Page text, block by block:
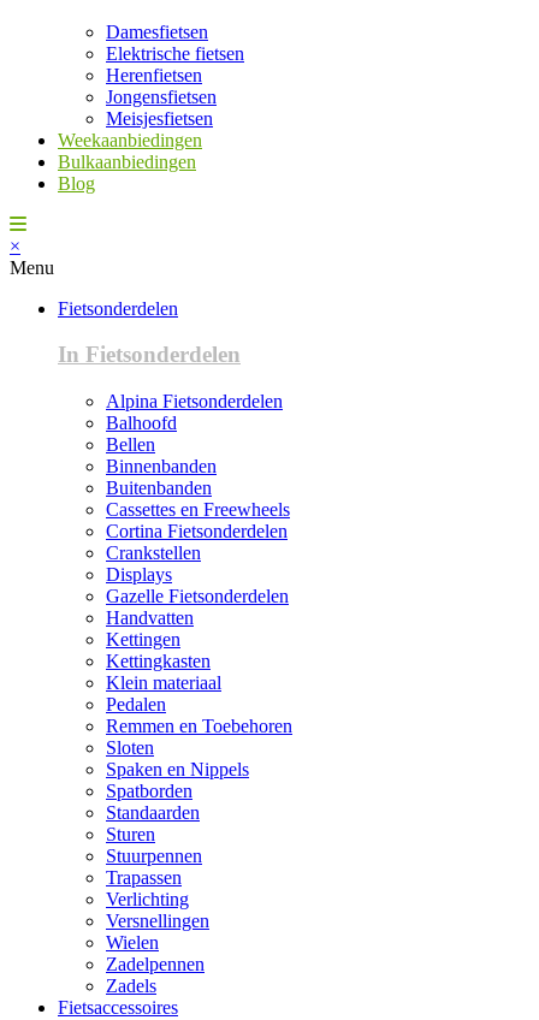
Damesfietsen
Elektrische fietsen
Herenfietsen
Jongensfietsen
Meisjesfietsen
Weekaanbiedingen
Bulkaanbiedingen
Blog
×
Menu
Fietsonderdelen
In Fietsonderdelen
Alpina Fietsonderdelen
Balhoofd
Bellen
Binnenbanden
Buitenbanden
Cassettes en Freewheels
Cortina Fietsonderdelen
Crankstellen
Displays
Gazelle Fietsonderdelen
Handvatten
Kettingen
Kettingkasten
Klein materiaal
Pedalen
Remmen en Toebehoren
Sloten
Spaken en Nippels
Spatborden
Standaarden
Sturen
Stuurpennen
Trapassen
Verlichting
Versnellingen
Wielen
Zadelpennen
Zadels
Fietsaccessoires